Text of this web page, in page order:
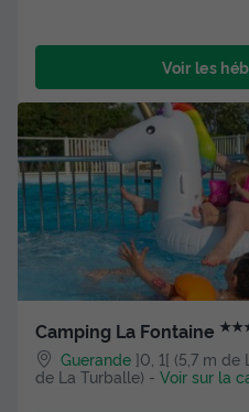
Voir les
Camping La Fontaine
Guerande ]0, 1[ (5,7 m de
de La Turballe) - Voir sur la